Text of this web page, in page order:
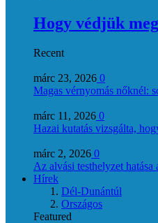
Hogy védjük
Recent
márc 23, 2026 0
Magas vérnyomás nőknél:
márc 11, 2026 0
Hazai kutatás vizsgálta,
márc 2, 2026 0
Az alvási testhelyzet hatása
Hírek
Dél-Dunántúl
Országos
Featured